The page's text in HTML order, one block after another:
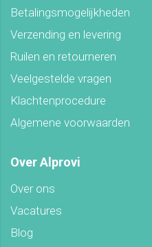
Betalingsmogelijkheden
Verzending en levering
Ruilen en retourneren
Veelgestelde vragen
Klachtenprocedure
Algemene voorwaarden
Over Alprovi
Over ons
Vacatures
Blog